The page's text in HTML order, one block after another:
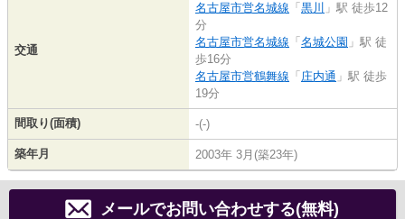
交通
名古屋市営名城線 「 黒川 」駅 徒歩12
分
名古屋市営名城線 「 名城公園 」駅 徒
歩16分
名古屋市営鶴舞線 「 庄内通 」駅 徒歩
19分
間取り(面積) -(-)
築年月 2003年 3月(築23年)
メールでお問い合わせする(無料)